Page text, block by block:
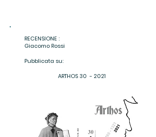
RECENSIONE :
Giacomo Rossi
Pubblicata su:
ARTHOS 30 - 2021